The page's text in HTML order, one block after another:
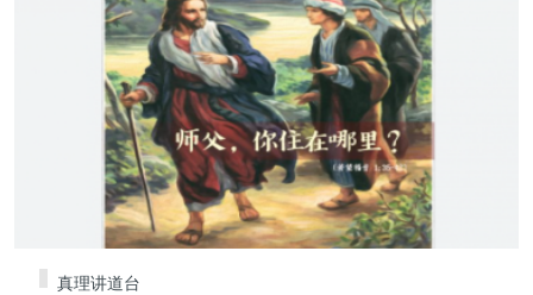
真理讲道台